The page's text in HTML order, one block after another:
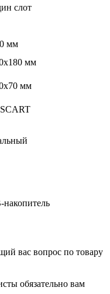
слот
мм
мм
мм
накопитель
вас вопрос по товару
обязательно вам